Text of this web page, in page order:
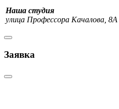
Наша студия
улица Профессора Качалова, 8А
Заявка